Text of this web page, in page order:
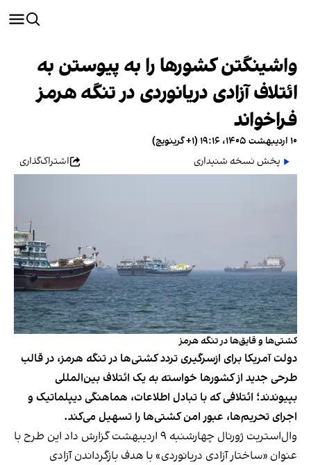
واشینگتن کشورها را به پیوستن به
ائتلاف آزادی دریانوردی در تنگه هرمز
فراخواند
۱۰ اردیبهشت ۱۴۰۵، ۱۹:۱۶ (‎+۱ گرینویچ)
پخش نسخه شنیداری
اشتراک‌گذاری
کشتی‌ها و قایق‌ها در تنگه هرمز
دولت آمریکا برای ازسرگیری تردد کشتی‌ها در تنگه هرمز، در قالب
طرحی جدید از کشورها خواسته به یک ائتلاف بین‌المللی
بپیوندند؛ ائتلافی که با تبادل اطلاعات، هماهنگی دیپلماتیک و
اجرای تحریم‌ها، عبور امن کشتی‌ها را تسهیل می‌کند.
وال‌استریت ژورنال چهارشنبه ۹ اردیبهشت گزارش داد این طرح با
عنوان «ساختار آزادی دریانوردی» با هدف بازگرداندن آزادی